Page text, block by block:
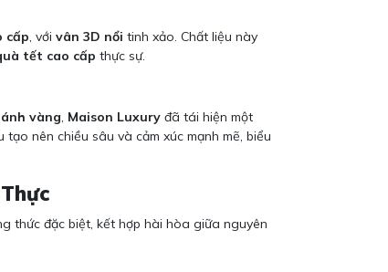
cấp, với vân 3D nổi tinh xảo. Chất liệu này
tết cao cấp thực sự.
vàng, Maison Luxury đã tái hiện một
nên chiều sâu và cảm xúc mạnh mẽ, biểu
thức đặc biệt, kết hợp hài hòa giữa nguyên